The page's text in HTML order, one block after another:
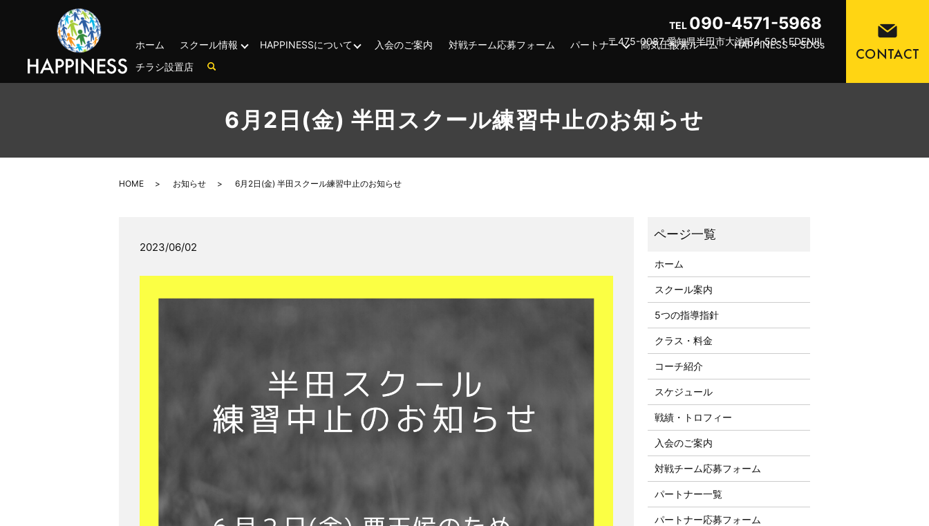
ホーム スクール情報 HAPPINESSについて 入会のご案内 対戦チーム応募フォーム パートナー 高気圧酸素ルーム
HAPPINESS × SDGs
チラシ設置店
TEL 090-4571-5968
〒475-0087 愛知県半田市大池町4-59-1 EDENⅢ
6月2日(金) 半田スクール練習中止のお知らせ
HOME お知らせ 6月2日(金) 半田スクール練習中止のお知らせ
2023/06/02
ホーム
スクール案内
5つの指導指針
クラス・料金
コーチ紹介
スケジュール
戦績・トロフィー
入会のご案内
対戦チーム応募フォーム
パートナー一覧
パートナー応募フォーム